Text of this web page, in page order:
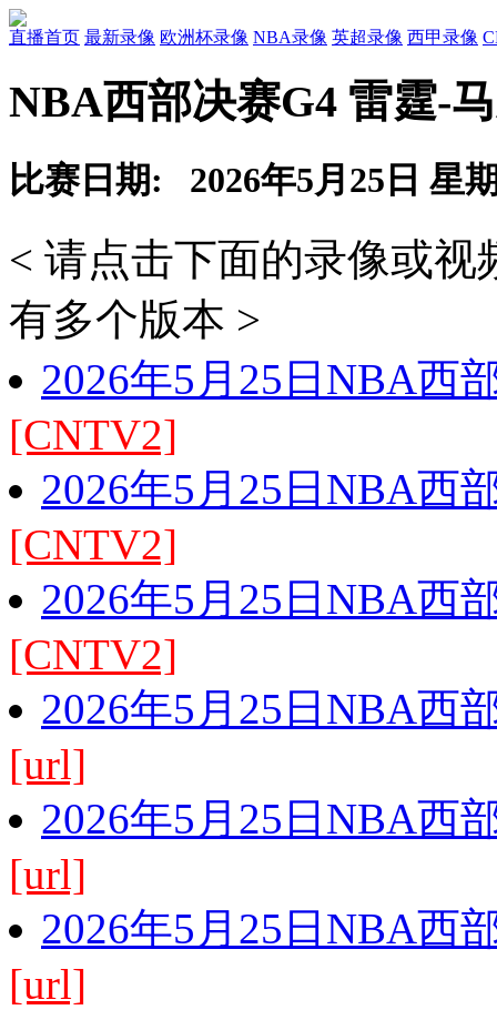
直播首页 最新录像 欧洲杯录像 NBA录像 英超录像 西甲录像
NBA西部决赛G4 雷霆-
比赛日期: 2026年5月25日 星
< 请点击下面的录像或
有多个版本 >
2026年5月25日NBA西
[CNTV2]
2026年5月25日NBA西
[CNTV2]
2026年5月25日NBA西
[CNTV2]
2026年5月25日NBA西
[url]
2026年5月25日NBA西
[url]
2026年5月25日NBA西
[url]